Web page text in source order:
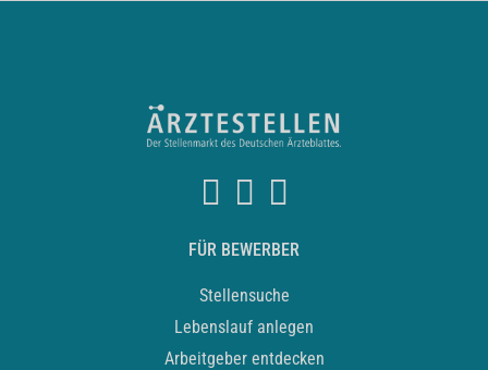
FÜR BEWERBER
Stellensuche
Lebenslauf anlegen
Arbeitgeber entdecken